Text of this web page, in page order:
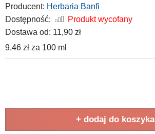
Producent: Herbaria Banfi
Dostępność:
Produkt wycofany
Dostawa od: 11,90 zł
9,46 zł za 100 ml
+ dodaj do koszyka